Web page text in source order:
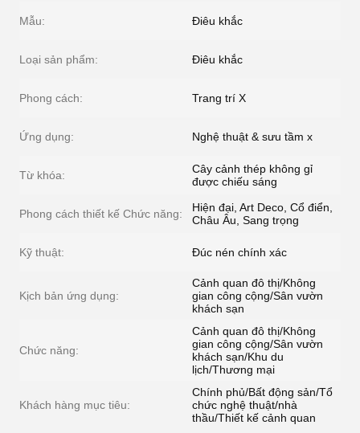
Mẫu: Điêu khắc
Loại sản phẩm: Điêu khắc
Phong cách: Trang trí X
Ứng dụng: Nghệ thuật & sưu tầm x
Từ khóa:
Cây cảnh thép không gỉ
được chiếu sáng
Phong cách thiết kế Chức năng:
Hiện đại, Art Deco, Cổ điển,
Châu Âu, Sang trọng
Kỹ thuật: Đúc nén chính xác
Kịch bản ứng dụng:
Cảnh quan đô thị/Không
gian công cộng/Sân vườn
khách sạn
Chức năng:
Cảnh quan đô thị/Không
gian công cộng/Sân vườn
khách sạn/Khu du
lịch/Thương mại
Khách hàng mục tiêu:
Chính phủ/Bất động sản/Tổ
chức nghệ thuật/nhà
thầu/Thiết kế cảnh quan